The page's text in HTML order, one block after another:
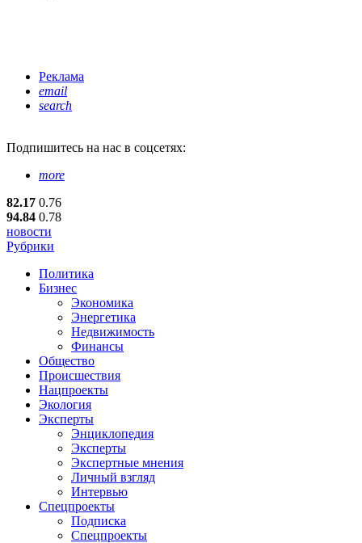
Реклама
email
search
Подпишитесь на нас в соцсетях:
more
82.17 0.76
94.84 0.78
новости
Рубрики
Политика
Бизнес
Экономика
Энергетика
Недвижимость
Финансы
Общество
Происшествия
Нацпроекты
Экология
Эксперты
Энциклопедия
Эксперты
Экспертные мнения
Личный взгляд
Интервью
Спецпроекты
Подписка
Спецпроекты